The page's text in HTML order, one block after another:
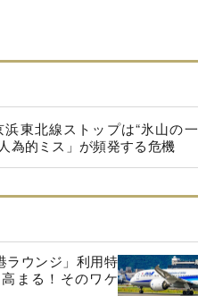
東北線ストップは“氷山の一
為的ミス」が頻発する危機
ラウンジ」利用特
まる！そのワケ